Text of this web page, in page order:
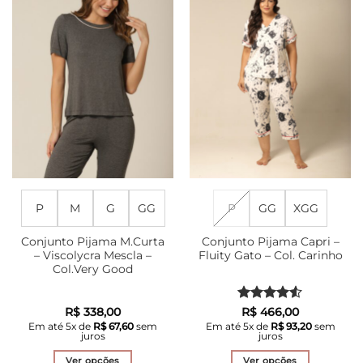
P M G GG
Conjunto Pijama M.Curta
– Viscolycra Mescla –
Col.Very Good
R$ 338,00
Em até 5x de R$67,60 sem
juros
Ver opções
P GG XGG
Conjunto Pijama Capri –
Fluity Gato – Col. Carinho
Avaliação
4.5de 5
R$ 466,00
Em até 5x de R$93,20sem
juros
Ver opções